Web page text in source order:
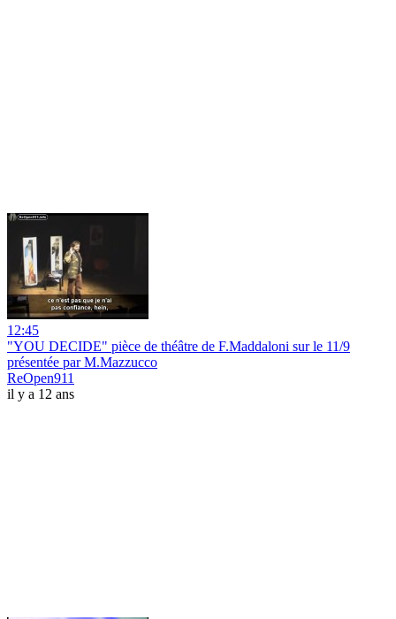
12:45
"YOU DECIDE" pièce de théâtre de F.Maddaloni sur le 11/9
présentée par M.Mazzucco
ReOpen911
il y a 12 ans